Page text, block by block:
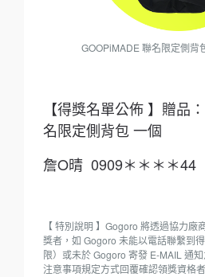
GOOPiMADE 聯名限定側背
【得獎名單公佈 】贈品
名限定側背包 一個
詹O晴 0909＊＊＊＊44
【 特別說明 】Gogoro 將透過協力廠
獎者，如 Gogoro 未能以電話聯繫到
限）或未於 Gogoro 寄發 E-MAIL 通
注意事項規定方式回覆確認領獎資格